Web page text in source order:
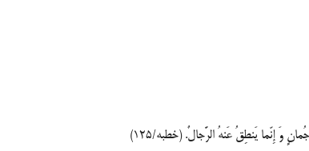
وَ إِنّما یَنطِقُ عَنهُ الرَّجالٌ. (خطبه/125)